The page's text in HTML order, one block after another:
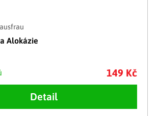
Alokázie
149 Kč
Detail